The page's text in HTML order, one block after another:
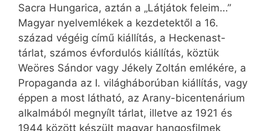
Sacra Hungarica, aztán a „Látjátok feleim…”
Magyar nyelvemlékek a kezdetektől a 16.
század végéig című kiállítás, a Heckenast-
tárlat, számos évfordulós kiállítás, köztük
Weöres Sándor vagy Jékely Zoltán emlékére, a
Propaganda az I. világháborúban kiállítás, vagy
éppen a most látható, az Arany-bicentenárium
alkalmából megnyílt tárlat, illetve az 1921 és
1944 között készült magyar hangosfilmek